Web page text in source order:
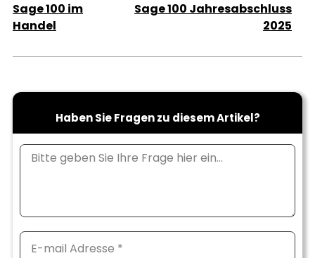
Sage 100 im
Handel
Sage 100 Jahresabschluss
2025
Haben Sie Fragen zu diesem Artikel?